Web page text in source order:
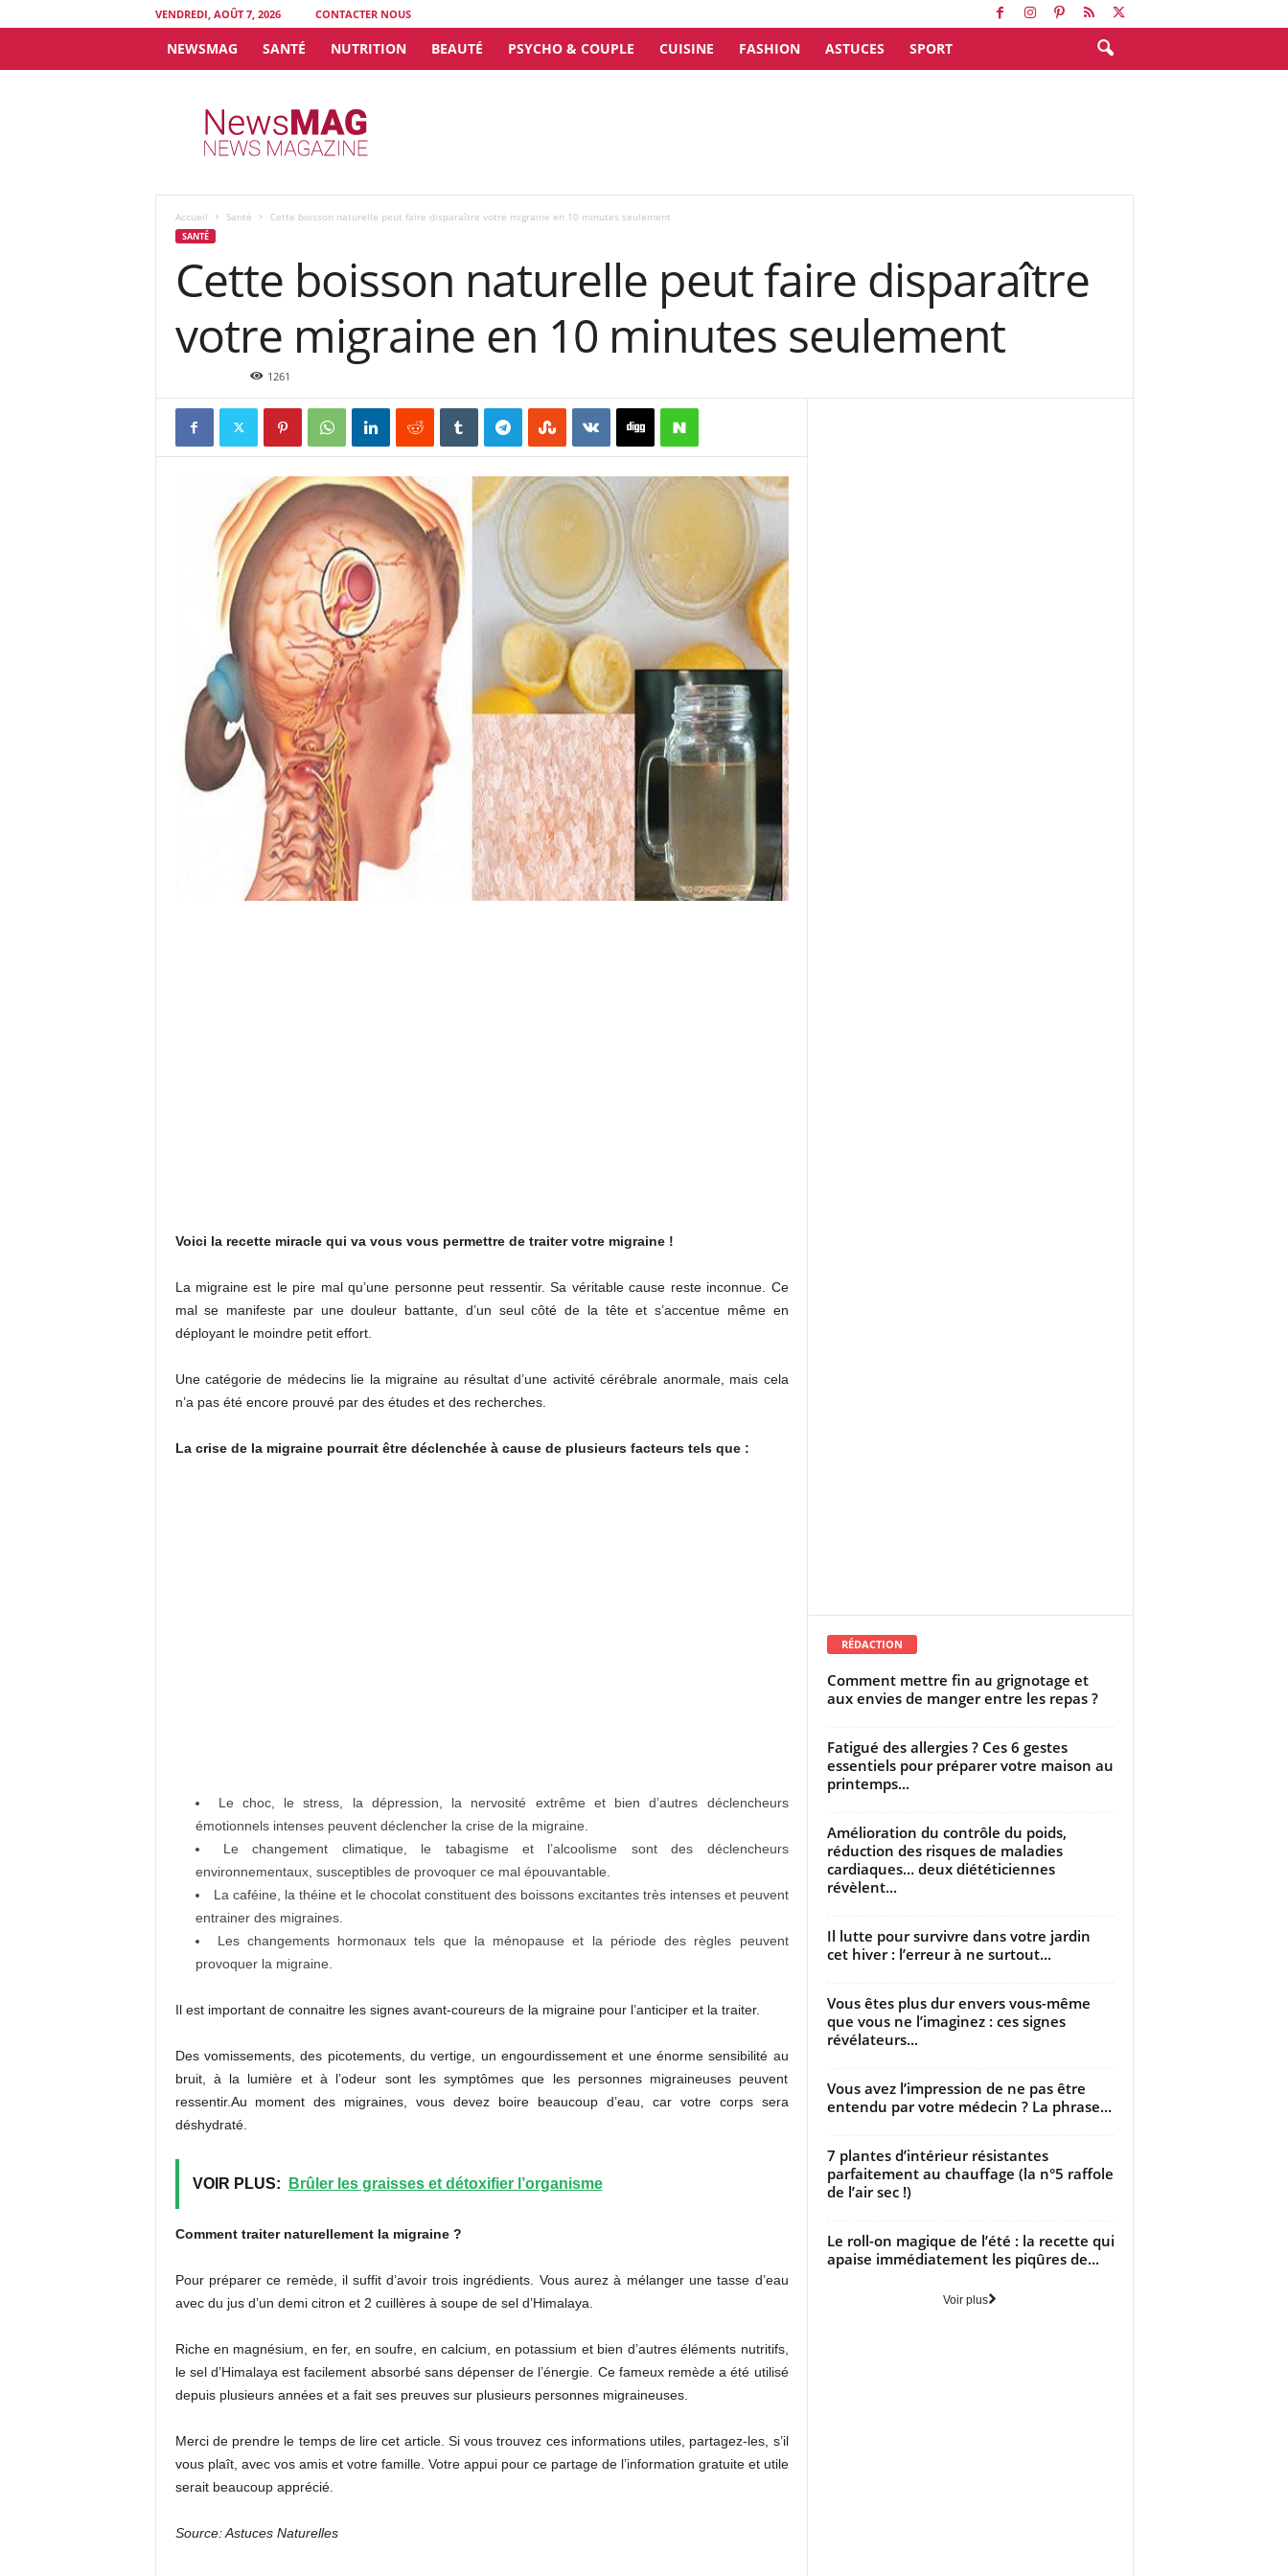
VENDREDI, AOÛT 7, 2026 CONTACTER NOUS
NEWSMAG SANTÉ NUTRITION BEAUTÉ PSYCHO & COUPLE CUISINE FASHION ASTUCES SPORT
Accueil Santé Cette boisson naturelle peut faire disparaître votre migraine en 10 minutes seulement
SANTÉ
Cette boisson naturelle peut faire disparaître
votre migraine en 10 minutes seulement
1261
Voici la recette miracle qui va vous vous permettre de traiter votre migraine !
La migraine est le pire mal qu’une personne peut ressentir. Sa véritable cause reste inconnue. Ce
mal se manifeste par une douleur battante, d’un seul côté de la tête et s’accentue même en
déployant le moindre petit effort.
Une catégorie de médecins lie la migraine au résultat d’une activité cérébrale anormale, mais cela
n’a pas été encore prouvé par des études et des recherches.
La crise de la migraine pourrait être déclenchée à cause de plusieurs facteurs tels que :
Le choc, le stress, la dépression, la nervosité extrême et bien d’autres déclencheurs
émotionnels intenses peuvent déclencher la crise de la migraine.
Le changement climatique, le tabagisme et l’alcoolisme sont des déclencheurs
environnementaux, susceptibles de provoquer ce mal épouvantable.
La caféine, la théine et le chocolat constituent des boissons excitantes très intenses et peuvent
entrainer des migraines.
Les changements hormonaux tels que la ménopause et la période des règles peuvent
provoquer la migraine.
Il est important de connaitre les signes avant-coureurs de la migraine pour l’anticiper et la traiter.
Des vomissements, des picotements, du vertige, un engourdissement et une énorme sensibilité au
bruit, à la lumière et à l’odeur sont les symptômes que les personnes migraineuses peuvent
ressentir.Au moment des migraines, vous devez boire beaucoup d’eau, car votre corps sera
déshydraté.
VOIR PLUS: Brûler les graisses et détoxifier l’organisme
Comment traiter naturellement la migraine ?
Pour préparer ce remède, il suffit d’avoir trois ingrédients. Vous aurez à mélanger une tasse d’eau
avec du jus d’un demi citron et 2 cuillères à soupe de sel d’Himalaya.
Riche en magnésium, en fer, en soufre, en calcium, en potassium et bien d’autres éléments nutritifs,
le sel d’Himalaya est facilement absorbé sans dépenser de l’énergie. Ce fameux remède a été utilisé
depuis plusieurs années et a fait ses preuves sur plusieurs personnes migraineuses.
Merci de prendre le temps de lire cet article. Si vous trouvez ces informations utiles, partagez-les, s’il
vous plaît, avec vos amis et votre famille. Votre appui pour ce partage de l’information gratuite et utile
serait beaucoup apprécié.
Source: Astuces Naturelles
RÉDACTION
Comment mettre fin au grignotage et
aux envies de manger entre les repas ?
Fatigué des allergies ? Ces 6 gestes
essentiels pour préparer votre maison au
printemps...
Amélioration du contrôle du poids,
réduction des risques de maladies
cardiaques… deux diététiciennes
révèlent...
Il lutte pour survivre dans votre jardin
cet hiver : l’erreur à ne surtout...
Vous êtes plus dur envers vous-même
que vous ne l’imaginez : ces signes
révélateurs...
Vous avez l’impression de ne pas être
entendu par votre médecin ? La phrase...
7 plantes d’intérieur résistantes
parfaitement au chauffage (la n°5 raffole
de l’air sec !)
Le roll-on magique de l’été : la recette qui
apaise immédiatement les piqûres de...
Voir plus